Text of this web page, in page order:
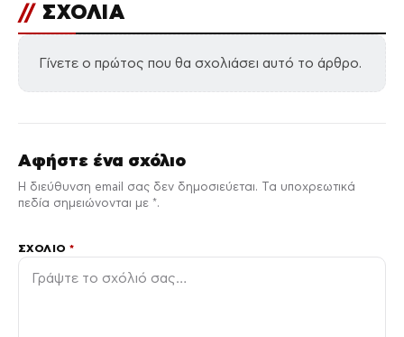
// ΣΧΟΛΙΑ
Γίνετε ο πρώτος που θα σχολιάσει αυτό το άρθρο.
Αφήστε ένα σχόλιο
Η διεύθυνση email σας δεν δημοσιεύεται. Τα υποχρεωτικά
πεδία σημειώνονται με *.
ΣΧΌΛΙΟ*